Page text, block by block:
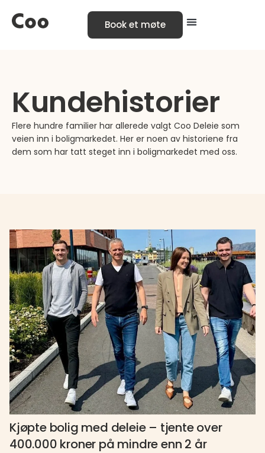
Book et møte
Kundehistorier
Flere hundre familier har allerede valgt Coo Deleie som
veien inn i boligmarkedet. Her er noen av historiene fra
dem som har tatt steget inn i boligmarkedet med oss.
Kjøpte bolig med deleie – tjente over
400.000 kroner på mindre enn 2 år